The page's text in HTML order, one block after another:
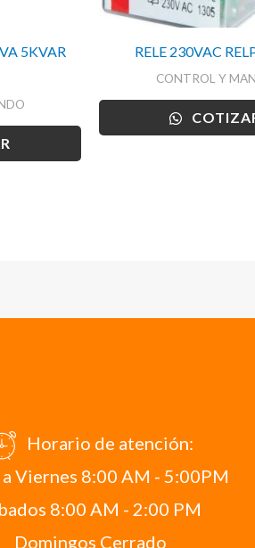
5KVAR
RELE 230VAC
CONTROL Y
Horario de atención:
a Viernes 8:00 AM - 5:00PM
8:00 AM - 2:00 PM
Domingos Cerrado